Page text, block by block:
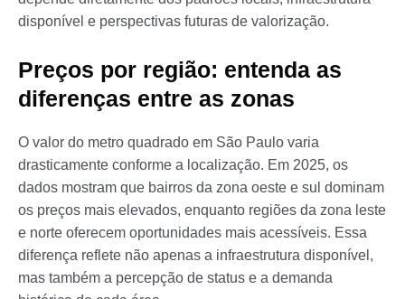
disponível e perspectivas futuras de valorização.
Preços por região: entenda as
diferenças entre as zonas
O valor do metro quadrado em São Paulo varia
drasticamente conforme a localização. Em 2025, os
dados mostram que bairros da zona oeste e sul dominam
os preços mais elevados, enquanto regiões da zona leste
e norte oferecem oportunidades mais acessíveis. Essa
diferença reflete não apenas a infraestrutura disponível,
mas também a percepção de status e a demanda